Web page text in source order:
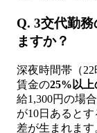
Q. 3交代勤
ますか？
深夜時間帯（
賃金の25%以
給1,300円の場
が10日あると
差が生まれま